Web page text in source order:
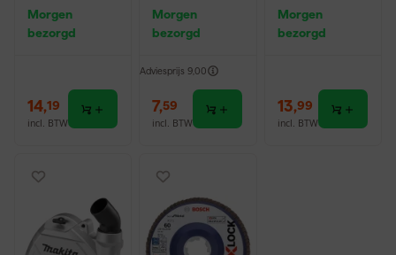
Morgen
bezorgd
14,19
incl. BTW
22,23mm
Morgen
bezorgd
Adviesprijs 9,00
7,59
incl. BTW
doorslijpen
125mm
Morgen
bezorgd
13,99
incl. BTW